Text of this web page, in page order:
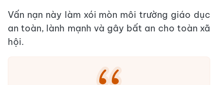
Vấn nạn này làm xói mòn môi trường giáo dục
an toàn, lành mạnh và gây bất an cho toàn xã
hội.